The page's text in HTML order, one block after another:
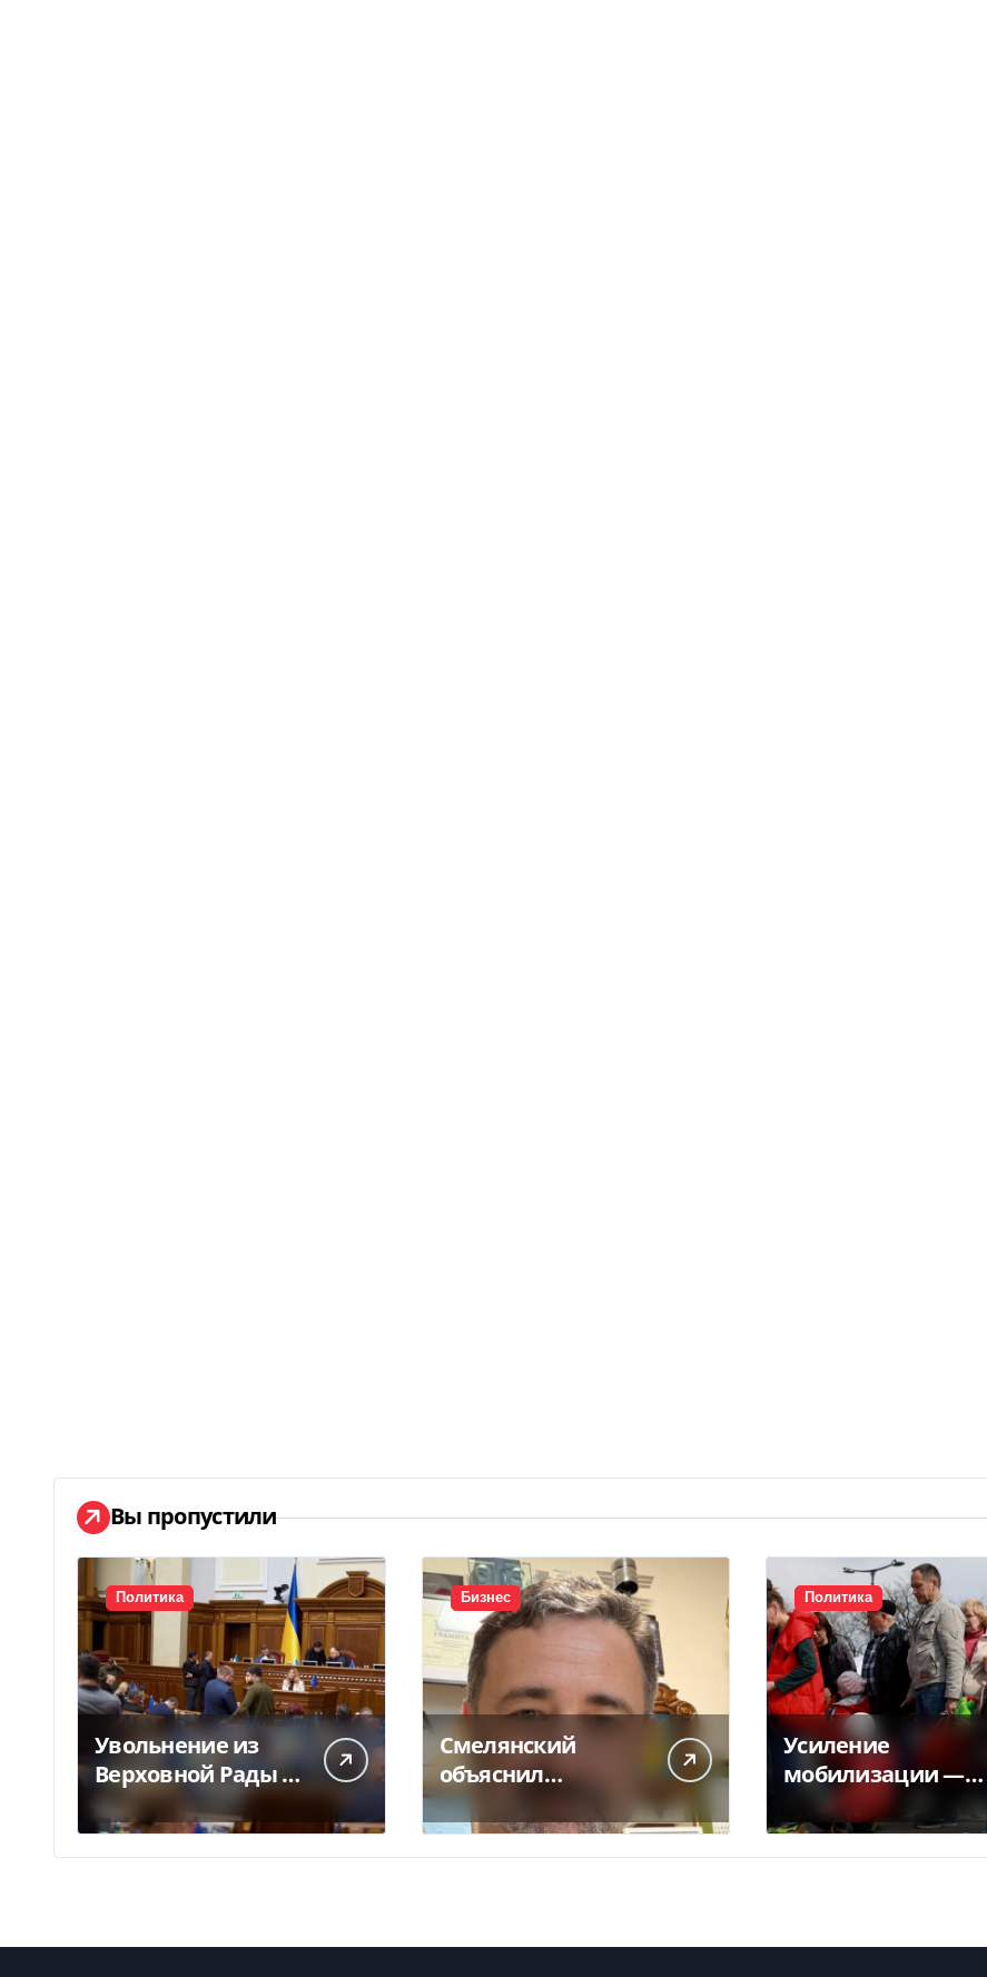
Вы пропустили
Политика
Увольнение из
Верховной Рады —
куда исчез 71
народный депутат
за семь лет
Бизнес
Смелянский
объяснил
конфликт
Укрпочты с НБУ из-
за платежек
Политика
Усиление
мобилизации —
кто из украинцев
потеряет право на
временную